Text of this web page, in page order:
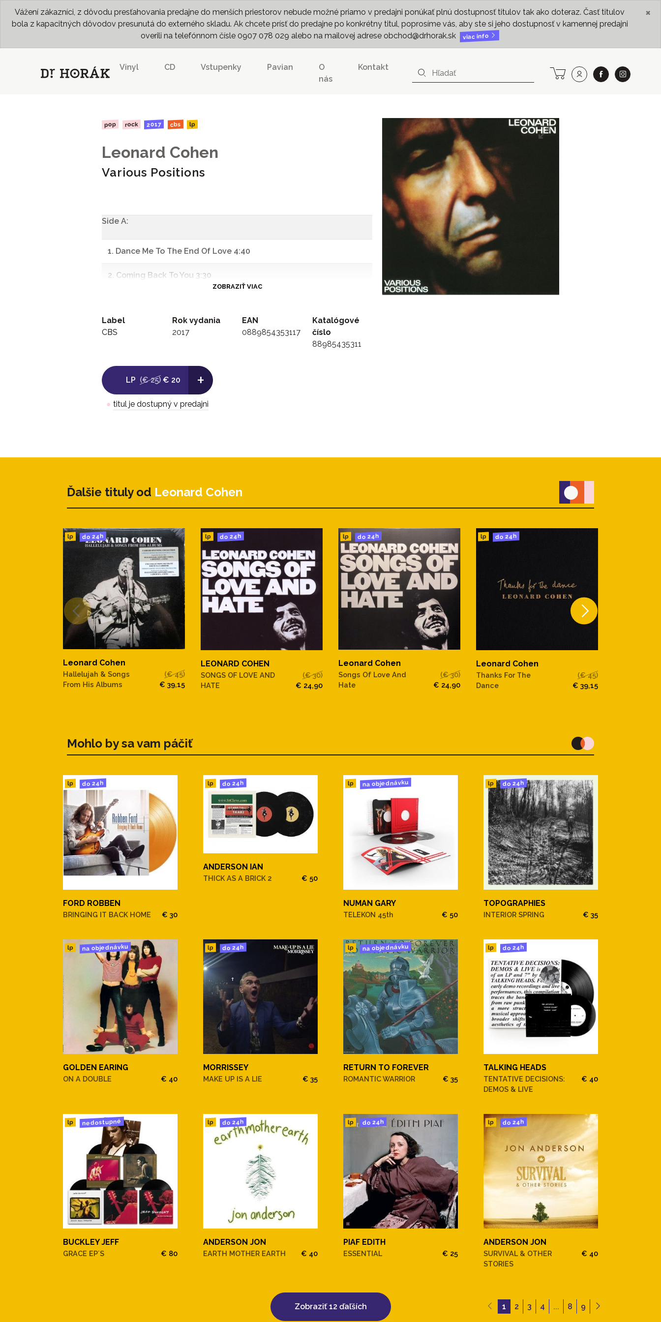
Vážení zákazníci, z dôvodu presťahovania predajne do menších priestorov nebude možné priamo v predajni ponúkať plnú dostupnosť titulov tak ako doteraz. Časť titulov
bola z kapacitných dôvodov presunutá do externého skladu. Ak chcete prísť do predajne po konkrétny titul, poprosíme vás, aby ste si jeho dostupnosť v kamennej predajni
overili na telefónnom čísle 0907 078 029 alebo na mailovej adrese obchod@drhorak.sk
viac info
×
Vinyl CD Vstupenky Pavian
O
nás
Kontakt
pop rock 2017 cbs lp
Leonard Cohen
Various Positions
Side A:
1. Dance Me To The End Of Love 4:40
2. Coming Back To You 3:30
4. Night Comes On 4:36
Side B:
1. Hallelujah 4:34
5. If It Be Your Will 3:40
ZOBRAZIŤ VIAC
Label
CBS
Rok vydania
2017
EAN
0889854353117
Katalógové
číslo
88985435311
LP (€ 25) € 20 +
● titul je dostupný v predajni
Ďalšie tituly od Leonard Cohen
lp do 24h
Leonard Cohen
Hallelujah & Songs
From His Albums
(€ 45)
€ 39,15
lp do 24h
LEONARD COHEN
SONGS OF LOVE AND
HATE
(€ 30)
€ 24,90
lp do 24h
Leonard Cohen
Songs Of Love And
Hate
(€ 30)
€ 24,90
lp do 24h
Leonard Cohen
Thanks For The
Dance
(€ 45)
€ 39,15
Mohlo by sa vam páčiť
lp do 24h
FORD ROBBEN
BRINGING IT BACK HOME € 30
lp do 24h
ANDERSON IAN
THICK AS A BRICK 2 € 50
lp na objednávku
NUMAN GARY
TELEKON 45th € 50
lp do 24h
TOPOGRAPHIES
INTERIOR SPRING € 35
lp na objednávku
GOLDEN EARING
ON A DOUBLE € 40
lp do 24h
MORRISSEY
MAKE UP IS A LIE € 35
lp na objednávku
RETURN TO FOREVER
ROMANTIC WARRIOR € 35
lp do 24h
TALKING HEADS
TENTATIVE DECISIONS:
DEMOS & LIVE
€ 40
lp nedostupné
BUCKLEY JEFF
GRACE EP´S € 80
lp do 24h
ANDERSON JON
EARTH MOTHER EARTH € 40
lp do 24h
PIAF EDITH
ESSENTIAL € 25
lp do 24h
ANDERSON JON
SURVIVAL & OTHER
STORIES
€ 40
Zobraziť 12 ďaľších 1 2 3 4 ... 8 9